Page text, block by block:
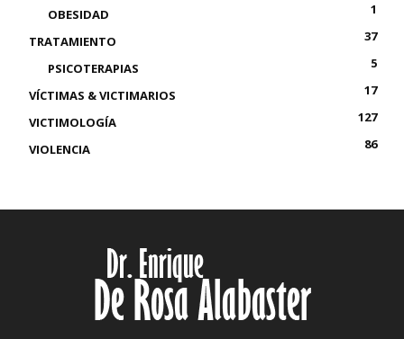
OBESIDAD
1
TRATAMIENTO
37
PSICOTERAPIAS
5
VÍCTIMAS & VICTIMARIOS
17
VICTIMOLOGÍA
127
VIOLENCIA
86